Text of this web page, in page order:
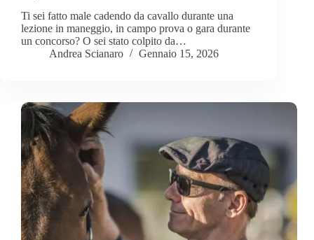
Ti sei fatto male cadendo da cavallo durante una
lezione in maneggio, in campo prova o gara durante
un concorso? O sei stato colpito da…
Andrea Scianaro
Gennaio 15, 2026